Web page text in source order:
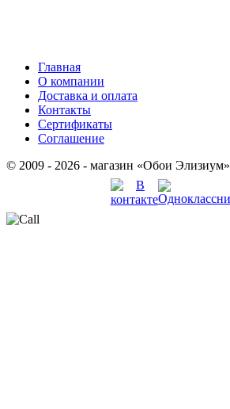
Главная
О компании
Доставка и оплата
Контакты
Сертификаты
Соглашение
© 2009 - 2026 - магазин «Обои Элизиум»